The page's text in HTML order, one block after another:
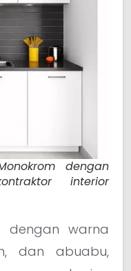
dengan
interior
dengan warna
dan abuabu,